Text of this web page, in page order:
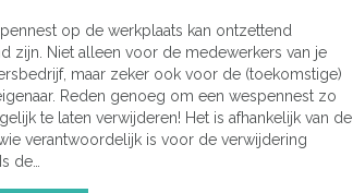
op de werkplaats kan ontzettend
zijn. Niet alleen voor de medewerkers van je
maar zeker ook voor de (toekomstige)
Reden genoeg om een wespennest zo
te laten verwijderen! Het is afhankelijk van de
verantwoordelijk is voor de verwijdering
de…